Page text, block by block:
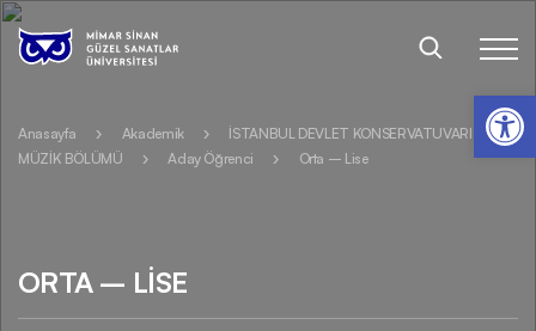
Anasayfa Akademik
İSTANBUL DEVLET KONSERVATUVARI
MÜZİK BÖLÜMÜ
Aday Öğrenci Orta – Lise
ORTA – LISE